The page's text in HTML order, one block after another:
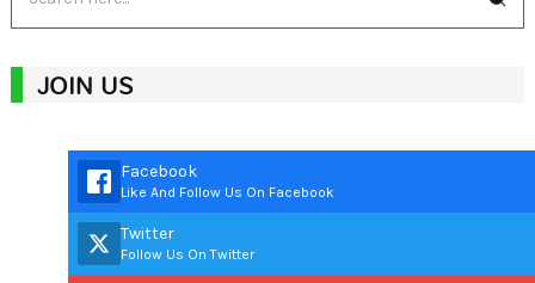
JOIN US
Facebook
Like And Follow Us On Facebook
Twitter
Follow Us On Twitter